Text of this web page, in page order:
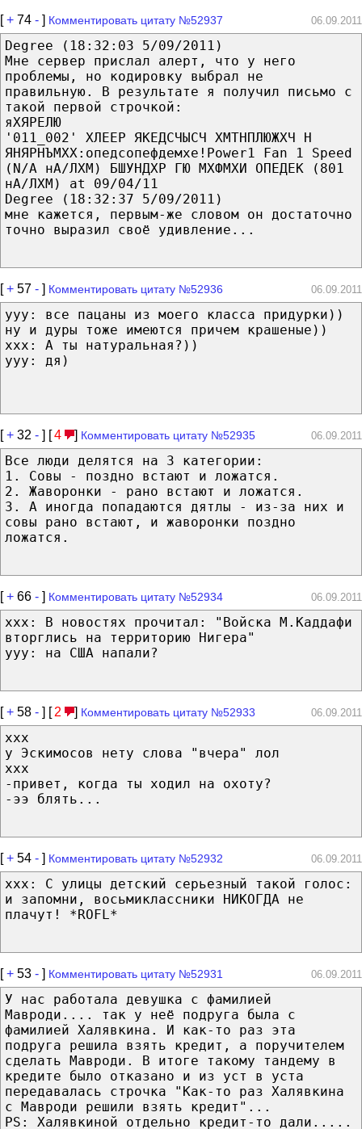
[+ 74 - ] Комментировать цитату №52937 06.09.2011
Degree (18:32:03 5/09/2011)
Мне сервер прислал алерт, что у него
проблемы, но кодировку выбрал не
правильную. В результате я получил письмо с
такой первой строчкой:
яХЯРЕЛЮ
'011_002' ХЛЕЕР ЯКЕДСЧЫСЧ ХМТНПЛЮЖХЧ Н
ЯНЯРНЪМХХ:опедсопефдемхе!Power1 Fan 1 Speed
(N/A нА/ЛХМ) БШУНДХР ГЮ МХФМХИ ОПЕДЕК (801
нА/ЛХМ) at 09/04/11
Degree (18:32:37 5/09/2011)
мне кажется, первым-же словом он достаточно
точно выразил своё удивление...
[+ 57 - ] Комментировать цитату №52936 06.09.2011
yyy: все пацаны из моего класса придурки))
ну и дуры тоже имеются причем крашеные))
xxx: А ты натуральная?))
yyy: дя)
[+ 32 - ] [4 ] Комментировать цитату №52935 06.09.2011
Все люди делятся на 3 категории:
1. Совы - поздно встают и ложатся.
2. Жаворонки - рано встают и ложатся.
3. А иногда попадаются дятлы - из-за них и
совы рано встают, и жаворонки поздно
ложатся.
[+ 66 - ] Комментировать цитату №52934 06.09.2011
xxx: В новостях прочитал: "Войска М.Каддафи
вторглись на территорию Нигера"
yyy: на США напали?
[+ 58 - ] [ 2 ] Комментировать цитату №52933 06.09.2011
xxx
у Эскимосов нету слова "вчера" лол
xxx
-привет, когда ты ходил на охоту?
-ээ блять...
[+ 54 - ] Комментировать цитату №52932 06.09.2011
ххх: С улицы детский серьезный такой голос:
и запомни, восьмиклассники НИКОГДА не
плачут! *ROFL*
[+ 53 - ] Комментировать цитату №52931 06.09.2011
У нас работала девушка с фамилией
Мавроди.... так у неё подруга была с
фамилией Халявкина. И как-то раз эта
подруга решила взять кредит, а поручителем
сделать Мавроди. В итоге такому тандему в
кредите было отказано и из уст в уста
передавалась строчка "Как-то раз Халявкина
с Мавроди решили взять кредит"...
PS: Халявкиной отдельно кредит-то дали.....